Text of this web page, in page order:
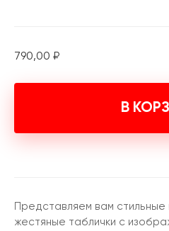
790,00 ₽
В
Представляем вам
жестяные таблички с